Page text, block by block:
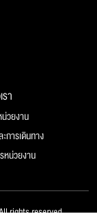
า
วยงาน
การเดินทาง
หน่วยงาน